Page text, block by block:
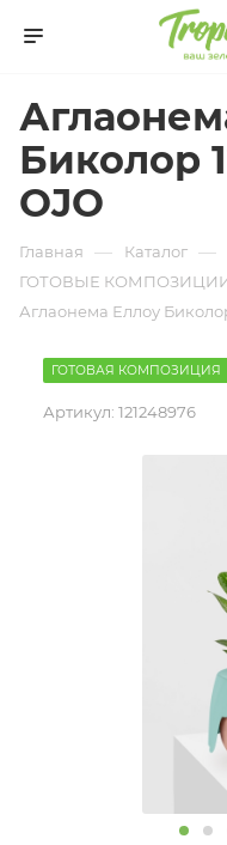
Биколор
OJO
Главная — Каталог —
ГОТОВЫЕ
Аглаонема Еллоу
ГОТОВАЯ КОМПОЗИЦИЯ
Артикул: 121248976